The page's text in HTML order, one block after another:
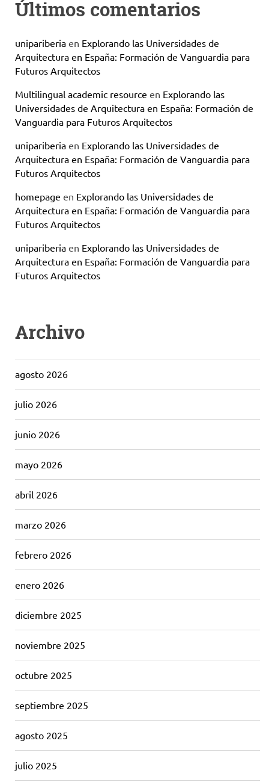
Últimos comentarios
unipariberia en Explorando las Universidades de
Arquitectura en España: Formación de Vanguardia para
Futuros Arquitectos
Multilingual academic resource en Explorando las
Universidades de Arquitectura en España: Formación de
Vanguardia para Futuros Arquitectos
unipariberia en Explorando las Universidades de
Arquitectura en España: Formación de Vanguardia para
Futuros Arquitectos
homepage en Explorando las Universidades de
Arquitectura en España: Formación de Vanguardia para
Futuros Arquitectos
unipariberia en Explorando las Universidades de
Arquitectura en España: Formación de Vanguardia para
Futuros Arquitectos
Archivo
agosto 2026
julio 2026
junio 2026
mayo 2026
abril 2026
marzo 2026
febrero 2026
enero 2026
diciembre 2025
noviembre 2025
octubre 2025
septiembre 2025
agosto 2025
julio 2025